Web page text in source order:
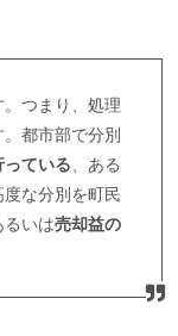
。つまり、処理
都市部で分別
ている 、ある
な分別を町民
るいは売却益の